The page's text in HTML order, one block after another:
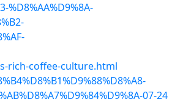
%D8%AA%D9%8A-
rich-coffee-culture.html
07-24